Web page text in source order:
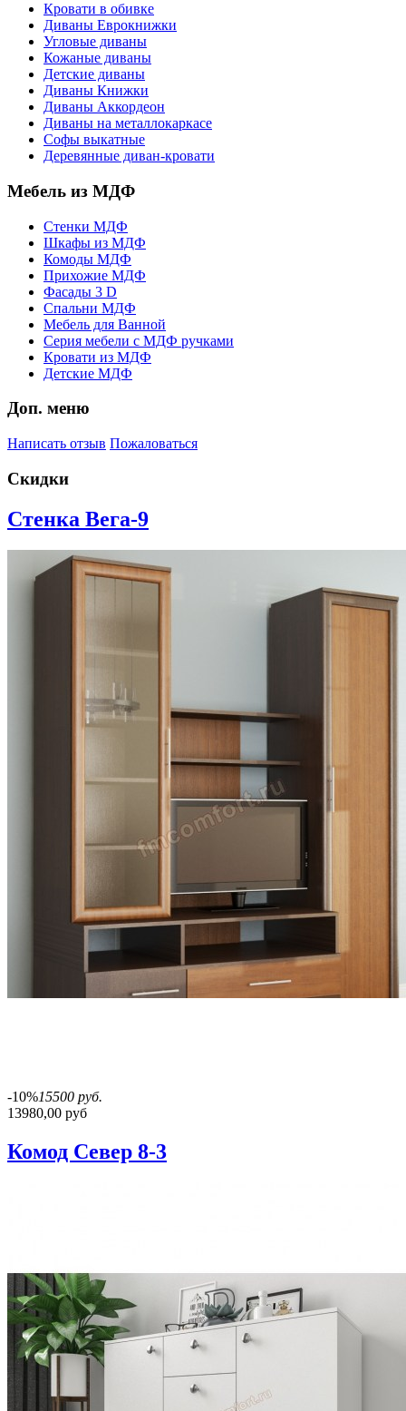
Кровати в обивке
Диваны Еврокнижки
Угловые диваны
Кожаные диваны
Детские диваны
Диваны Книжки
Диваны Аккордеон
Диваны на металлокаркасе
Софы выкатные
Деревянные диван-кровати
Мебель из МДФ
Стенки МДФ
Шкафы из МДФ
Комоды МДФ
Прихожие МДФ
Фасады 3 D
Спальни МДФ
Мебель для Ванной
Серия мебели с МДФ ручками
Кровати из МДФ
Детские МДФ
Доп. меню
Написать отзыв Пожаловаться
Скидки
Стенка Вега-9
-10%15500 руб.
13980,00 руб
Комод Север 8-3